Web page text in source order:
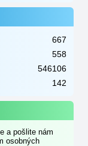
667
558
546106
142
a pošlite nám
osobných